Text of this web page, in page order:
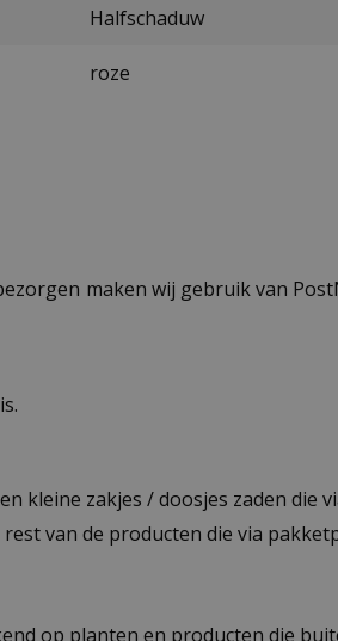
Halfschaduw
roze
maken wij gebruik van
kleine zakjes / doosjes zaden die
van de producten die via
op planten en producten die